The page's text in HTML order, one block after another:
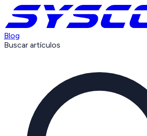
Blog
Buscar artículos